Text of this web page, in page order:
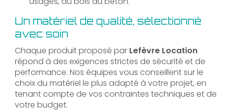
Un matériel de qualité, sélectionné
avec soin
Chaque produit proposé par Lefèvre Location
répond à des exigences strictes de sécurité et de
performance. Nos équipes vous conseillent sur le
choix du matériel le plus adapté à votre projet, en
tenant compte de vos contraintes techniques et de
votre budget.